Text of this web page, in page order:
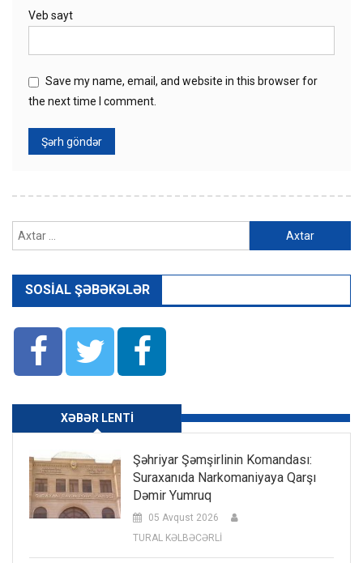
Veb sayt
Save my name, email, and website in this browser for
the next time I comment.
SOSIAL ŞƏBƏKƏLƏR
XƏBƏR LENTI
Şəhriyar Şəmşirlinin Komandası:
Suraxanıda Narkomaniyaya Qarşı
Dəmir Yumruq
05 Avqust 2026
TURAL KƏLBƏCƏRLİ